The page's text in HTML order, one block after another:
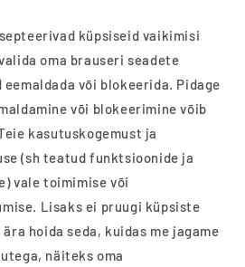
küpsiseid vaikimisi
oma brauseri seadete
või blokeerida. Pidage
või blokeerimine võib
kasutuskogemust ja
(sh teatud funktsioonide ja
vale toimimise või
Lisaks ei pruugi küpsiste
hoida seda, kuidas me jagame
näiteks oma